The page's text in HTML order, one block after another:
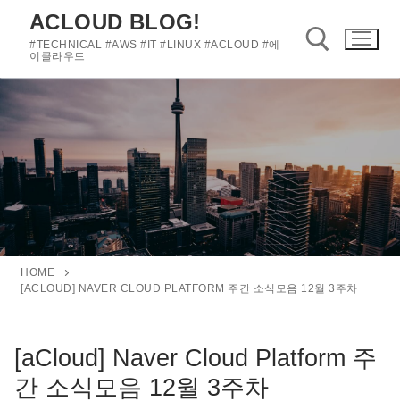
로
로
기
ACLOUD BLOG!
#TECHNICAL #AWS #IT #LINUX #ACLOUD #에
이클라우드
HOME
[ACLOUD] NAVER CLOUD PLATFORM 주간 소식모음 12월 3주차
[aCloud] Naver Cloud Platform 주
간 소식모음 12월 3주차